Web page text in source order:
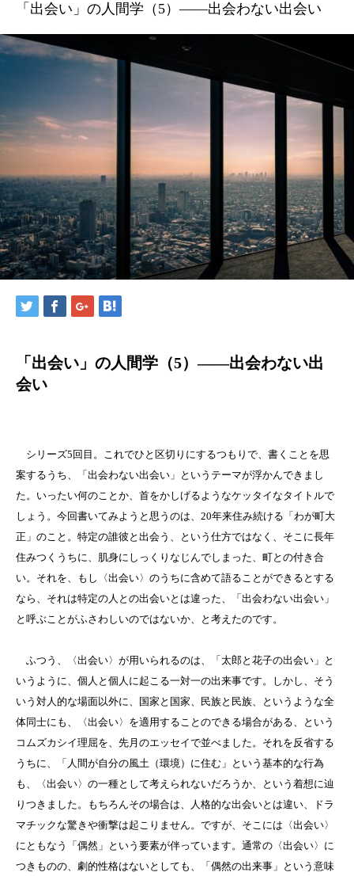
「出会い」の人間学（5）――出会わない出会い
「出会い」の人間学（5）――出会わない出
会い
シリーズ5回目。これでひと区切りにするつもりで、書くことを思
案するうち、「出会わない出会い」というテーマが浮かんできまし
た。いったい何のことか、首をかしげるようなケッタイなタイトルで
しょう。今回書いてみようと思うのは、20年来住み続ける「わが町大
正」のこと。特定の誰彼と出会う、という仕方ではなく、そこに長年
住みつくうちに、肌身にしっくりなじんでしまった、町との付き合
い。それを、もし〈出会い〉のうちに含めて語ることができるとする
なら、それは特定の人との出会いとは違った、「出会わない出会い」
と呼ぶことがふさわしいのではないか、と考えたのです。
ふつう、〈出会い〉が用いられるのは、「太郎と花子の出会い」と
いうように、個人と個人に起こる一対一の出来事です。しかし、そう
いう対人的な場面以外に、国家と国家、民族と民族、というような全
体同士にも、〈出会い〉を適用することのできる場合がある、という
コムズカシイ理屈を、先月のエッセイで並べました。それを反省する
うちに、「人間が自分の風土（環境）に住む」という基本的な行為
も、〈出会い〉の一種として考えられないだろうか、という着想に辿
りつきました。もちろんその場合は、人格的な出会いとは違い、ドラ
マチックな驚きや衝撃は起こりません。ですが、そこには〈出会い〉
にともなう「偶然」という要素が伴っています。通常の〈出会い〉に
つきものの、劇的性格はないとしても、「偶然の出来事」という意味